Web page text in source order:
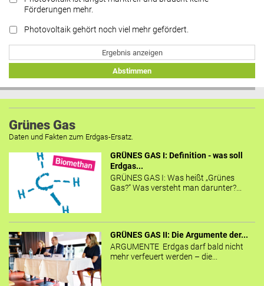
Förderungen mehr.
Photovoltaik gehört noch viel mehr gefördert.
Ergebnis anzeigen
Abstimmen
Grünes Gas
Daten und Fakten zum Erdgas-Ersatz.
GRÜNES GAS I: Definition - was soll
Erdgas...
GRÜNES GAS I: Was heißt „Grünes
Gas?“ Was versteht man darunter?...
GRÜNES GAS II: Die Argumente der...
ARGUMENTE Erdgas darf bald nicht
mehr verfeuert werden – die...